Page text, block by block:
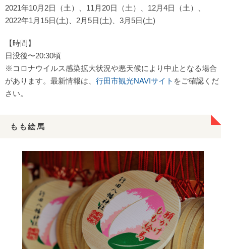
2021年10月2日（土）、11月20日（土）、12月4日（土）、
2022年1月15日(土)、2月5日(土)、3月5日(土)
【時間】
日没後〜20:30頃
※コロナウイルス感染拡大状況や悪天候により中止となる場合
があります。最新情報は、 行田市観光NAVIサイト をご確認くだ
さい。
もも絵馬